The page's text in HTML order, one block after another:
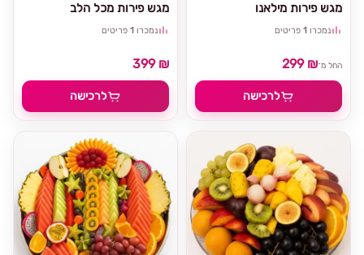
מגש פירות מכל הלב
נמכרו 1 פריטים
399 ₪
לרכישה
מגש פירות מילאנו
נמכרו 1 פריטים
החל מ־299 ₪
לרכישה